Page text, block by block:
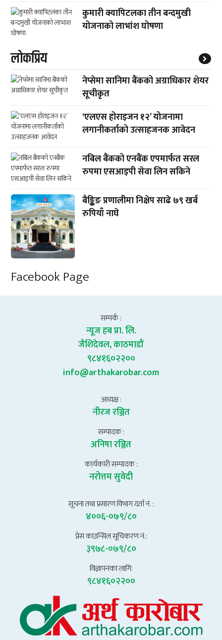
कुमारी क्यापिटलका तीन बन्दमुखी
योजनाको लाभांश घोषणा
लाेकप्रिय
नेप्सेमा सानिमा बैंकको अग्राधिकार शेयर
सूचीकृत
‘एलएस होराइजन १२’ योजनामा
लगानीकर्ताको उत्साहजनक आवेदन
नबिल बैंकको एनबैंक एपमार्फत सरल
रुपमा एसआइपी सेवा लिन सकिने
बैङ्किङ प्रणालीमा निक्षेप साढे ७९ खर्ब
रुपियाँ नाघे
Facebook Page
सम्पर्क :
न्यूज हब प्रा. लि.
जैशिदेवल, काठमाडौं
९८४१६०२२००
info@arthakarobar.com
अध्यक्ष :
नीरज रञ्जित
सम्पादक :
अनिषा रञ्जित
कार्यकारी सम्पादक :
नरोत्तम सुवेदी
सूचना तथा प्रसारण विभाग दर्ता नं. :
४००६-०७९/८०
प्रेस काउन्सिल सूचिकरण नं.:
३९७८-०७९/८०
विज्ञापनका लागि:
९८४१६०२२००